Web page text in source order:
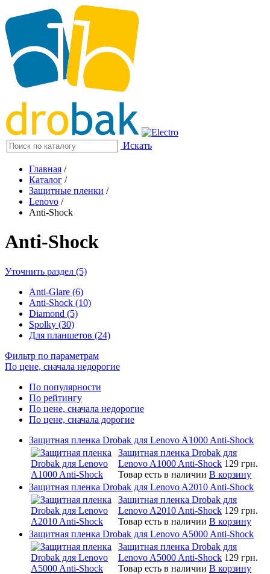
Искать
Главная /
Каталог /
Защитные пленки /
Lenovo /
Anti-Shock
Anti-Shock
Уточнить раздел (5)
Anti-Glare (6)
Anti-Shock (10)
Diamond (5)
Spolky (30)
Для планшетов (24)
Фильтр по параметрам
По цене, сначала недорогие
По популярности
По рейтингу
По цене, сначала недорогие
По цене, сначала дорогие
Защитная пленка Drobak для Lenovo A1000 Anti-Shock
Защитная пленка Drobak для
Lenovo A1000 Anti-Shock 129 грн.
Товар есть в наличии В корзину
Защитная пленка Drobak для Lenovo A2010 Anti-Shock
Защитная пленка Drobak для
Lenovo A2010 Anti-Shock 129 грн.
Товар есть в наличии В корзину
Защитная пленка Drobak для Lenovo A5000 Anti-Shock
Защитная пленка Drobak для
Lenovo A5000 Anti-Shock 129 грн.
Товар есть в наличии В корзину